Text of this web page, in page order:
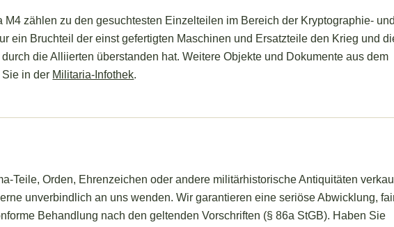
M4 zählen zu den gesuchtesten Einzelteilen im Bereich der Kryptographie-
ein Bruchteil der einst gefertigten Maschinen und Ersatzteile den Krieg und
die Alliierten überstanden hat. Weitere Objekte und Dokumente aus dem
in der Militaria-Infothek.
Teile, Orden, Ehrenzeichen oder andere militärhistorische Antiquitäten
unverbindlich an uns wenden. Wir garantieren eine seriöse Abwicklung,
Behandlung nach den geltenden Vorschriften (§ 86a StGB). Haben Sie